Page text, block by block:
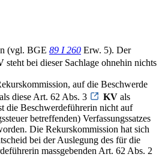
(vgl. BGE 89 I 260 Erw. 5). Der
steht bei dieser Sachlage ohnehin nichts
auf die Beschwerde
diese Art. 62 Abs. 3
KV als
die Beschwerdeführerin nicht auf
betreffenden) Verfassungssatzes
Die Rekurskommission hat sich
bei der Auslegung des für die
massgebenden Art. 62 Abs. 2